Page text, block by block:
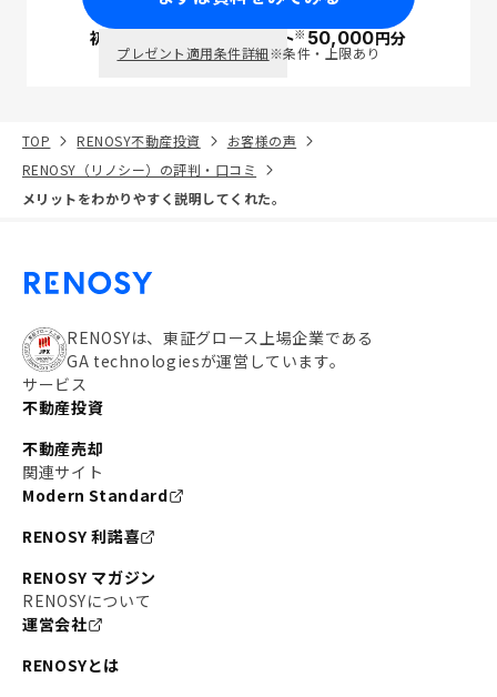
初回面談で ポイント※50,000円分
プレゼント適用条件詳細※条件・上限あり
TOP RENOSY不動産投資
お客様の声
RENOSY（リノシー）の評判・口コミ
メリットをわかりやすく説明してくれた。
RENOSYは、東証グロース上場企業である
GA technologiesが運営しています。
サービス
不動産投資
不動産売却
関連サイト
Modern Standard
RENOSY 利諾喜
RENOSY マガジン
RENOSYについて
運営会社
RENOSYとは